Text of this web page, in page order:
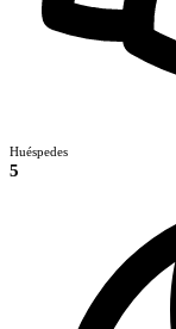
Huéspedes
5